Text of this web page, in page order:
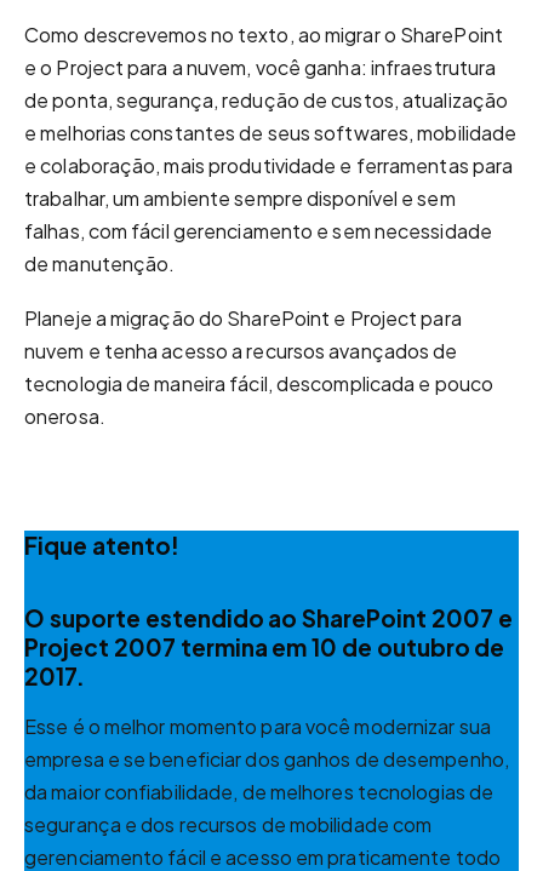
Como descrevemos no texto, ao migrar o SharePoint
e o Project para a nuvem, você ganha: infraestrutura
de ponta, segurança, redução de custos, atualização
e melhorias constantes de seus softwares, mobilidade
e colaboração, mais produtividade e ferramentas para
trabalhar, um ambiente sempre disponível e sem
falhas, com fácil gerenciamento e sem necessidade
de manutenção.
Planeje a migração do SharePoint e Project para
nuvem e tenha acesso a recursos avançados de
tecnologia de maneira fácil, descomplicada e pouco
onerosa.
Fique atento!
O suporte estendido ao SharePoint 2007 e
Project 2007 termina em 10 de outubro de
2017.
Esse é o melhor momento para você modernizar sua
empresa e se beneficiar dos ganhos de desempenho,
da maior confiabilidade, de melhores tecnologias de
segurança e dos recursos de mobilidade com
gerenciamento fácil e acesso em praticamente todo